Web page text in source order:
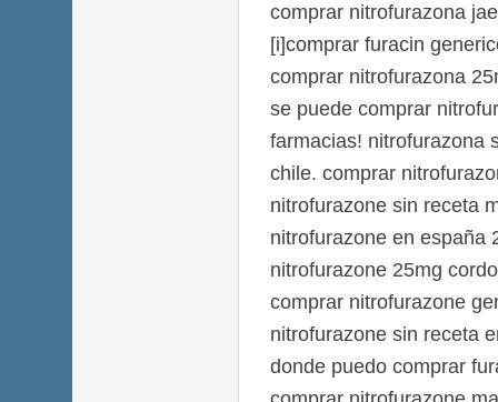
comprar nitrofurazona
[i]comprar furacin
comprar nitrofurazona
se puede comprar
farmacias! nitrofurazona
chile. comprar
nitrofurazone sin receta
nitrofurazone en españa
nitrofurazone 25mg
comprar nitrofurazone
nitrofurazone sin receta
donde puedo comprar